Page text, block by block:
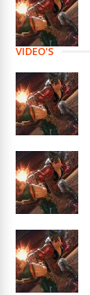
VIDEO'S